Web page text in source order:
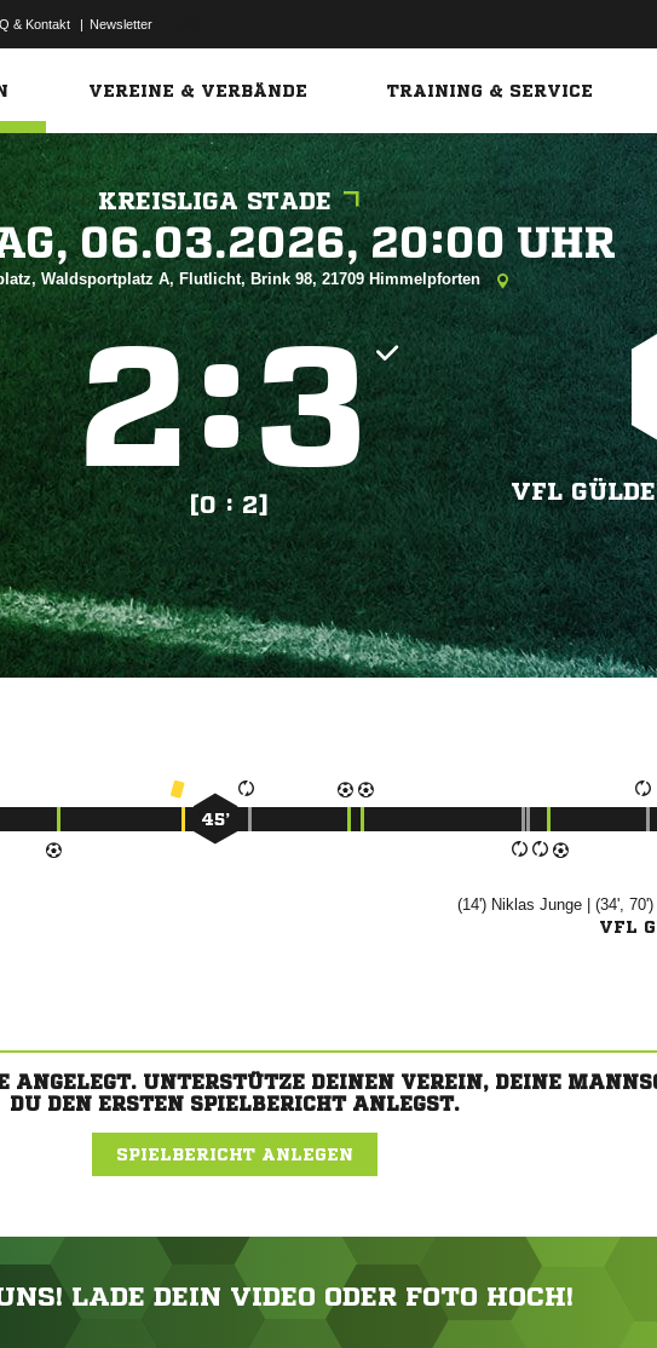
& Kontakt | Newsletter
VEREINE & VERBÄNDE TRAINING & SERVICE
KREISLIGA STADE
  
Waldsportplatz A, Flutlicht, Brink 98, 21709 Himmelpforten
:
[0 : 2]
VFL
45’
(14')   | (34',
VFL
ANGELEGT. UNTERSTÜTZE DEINEN VEREIN, DEINE
DU DEN ERSTEN SPIELBERICHT ANLEGST.
SPIELBERICHT ANLEGEN
LADE DEIN VIDEO ODER FOTO HOCH!